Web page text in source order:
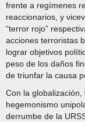
frente a regímenes
reaccionarios, y
“terror rojo”
acciones terroristas
lograr objetivos
peso de los daños
de triunfar la causa
Con la
hegemonismo
derrumbe de la